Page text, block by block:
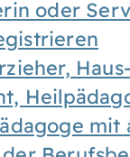
oder